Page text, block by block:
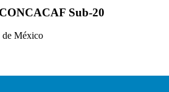
Sub-20
de México